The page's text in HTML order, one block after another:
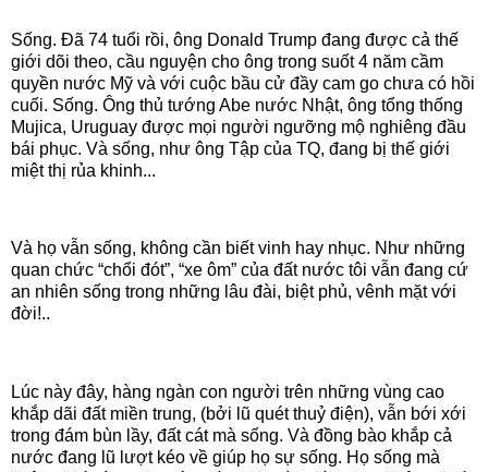
Sống. Đã 74 tuổi rồi, ông Donald Trump đang được cả thế
giới dõi theo, cầu nguyện cho ông trong suốt 4 năm cầm
quyền nước Mỹ và với cuộc bầu cử đầy cam go chưa có hồi
cuối. Sống. Ông thủ tướng Abe nước Nhật, ông tổng thống
Mujica, Uruguay được mọi người ngưỡng mộ nghiêng đầu
bái phục. Và sống, như ông Tập của TQ, đang bị thế giới
miệt thị rủa khinh...
Và họ vẫn sống, không cần biết vinh hay nhục. Như những
quan chức “chổi đót”, “xe ôm” của đất nước tôi vẫn đang cứ
an nhiên sống trong những lâu đài, biệt phủ, vênh mặt với
đời!..
Lúc này đây, hàng ngàn con người trên những vùng cao
khắp dãi đất miền trung, (bởi lũ quét thuỷ điện), vẫn bới xới
trong đám bùn lầy, đất cát mà sống. Và đồng bào khắp cả
nước đang lũ lượt kéo về giúp họ sự sống. Họ sống mà